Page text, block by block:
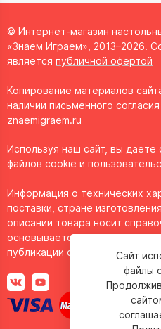
© Интернет-магазин
«Знаем Играем», 2013–2026.
является публичной офертой
Копирование материалов
наличии письменного
znaemigraem.ru
Используя наш сайт, вы даете
файлов cookie и
Информация о технических
поставки, стране
описании товара носит
основывается на последних
публикации сведениях.Сайт
файлы